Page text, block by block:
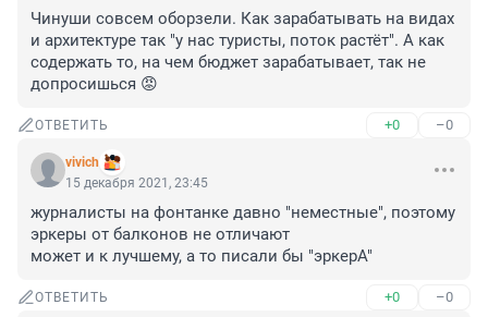
Чинуши совсем оборзели. Как зарабатывать на видах
и архитектуре так "у нас туристы, поток растёт". А как
содержать то, на чем бюджет зарабатывает, так не
допросишься 😡
ОТВЕТИТЬ +0 –0
vivich
15 декабря 2021, 23:45
журналисты на фонтанке давно "неместные", поэтому
эркеры от балконов не отличают
может и к лучшему, а то писали бы "эркерА"
ОТВЕТИТЬ +0 –0